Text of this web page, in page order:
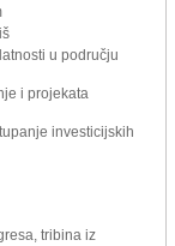
u području
i projekata
investicijskih
tribina iz